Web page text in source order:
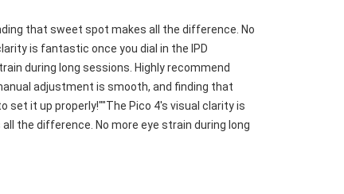
that sweet spot makes all the difference. No
is fantastic once you dial in the IPD
during long sessions. Highly recommend
adjustment is smooth, and finding that
it up properly!""The Pico 4's visual clarity is
the difference. No more eye strain during long